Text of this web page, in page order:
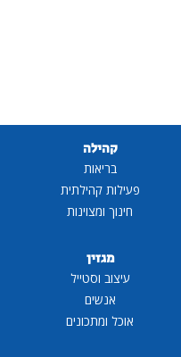
קהילה
בריאות
פעילות קהילתית
חינוך ומצוינות
מגזין
עיצוב וסטייל
אנשים
אוכל ומתכונים